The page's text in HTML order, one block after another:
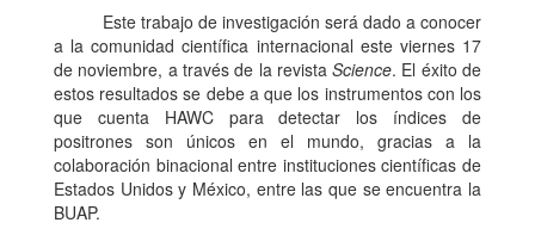
Este trabajo de investigación será dado a conocer
a la comunidad científica internacional este viernes 17
de noviembre, a través de la revistaScience. El éxito de
estos resultados se debe a que los instrumentos con los
que cuenta HAWC para detectar los índices de
positrones son únicos en el mundo, gracias a la
colaboración binacional entre instituciones científicas de
Estados Unidos y México, entre las que se encuentra la
BUAP.